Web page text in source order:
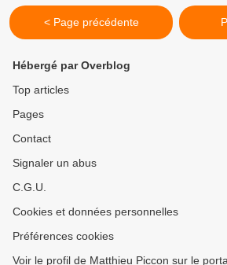
< Page précédente
Hébergé par Overblog
Top articles
Pages
Contact
Signaler un abus
C.G.U.
Cookies et données personnelles
Préférences cookies
Voir le profil de Matthieu Piccon sur le